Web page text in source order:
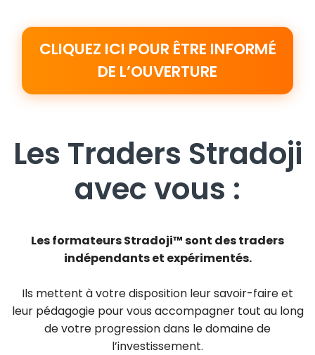
CLIQUEZ ICI POUR ÊTRE INFORMÉ
DE L’OUVERTURE
Les Traders Stradoji
avec vous :
Les formateurs Stradoji™ sont des traders
indépendants et expérimentés.
Ils mettent à votre disposition leur savoir-faire et
leur pédagogie pour vous accompagner tout au long
de votre progression dans le domaine de
l’investissement.